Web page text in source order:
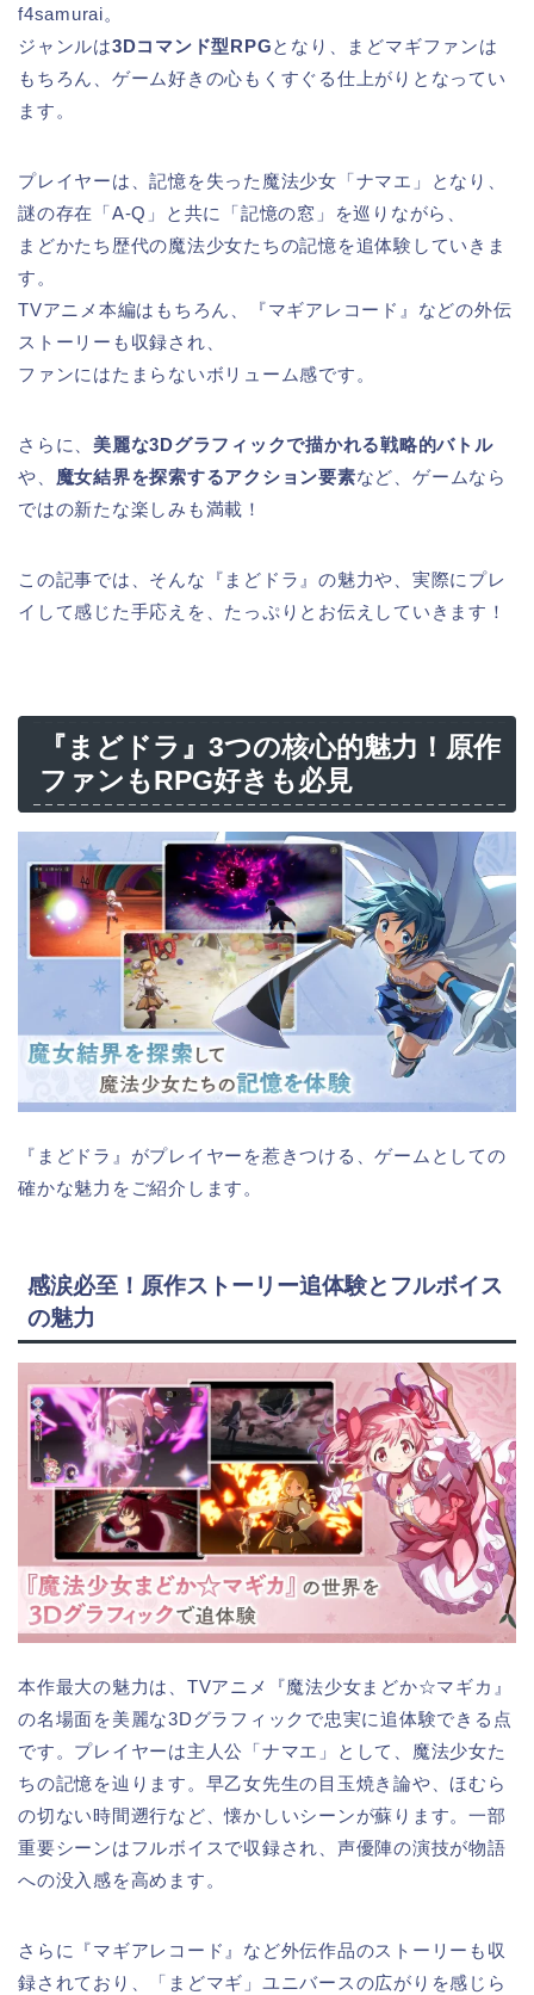
f4samurai。
ジャンルは3Dコマンド型RPGとなり、まどマギファンは
もちろん、ゲーム好きの心もくすぐる仕上がりとなってい
ます。
プレイヤーは、記憶を失った魔法少女「ナマエ」となり、
謎の存在「A-Q」と共に「記憶の窓」を巡りながら、
まどかたち歴代の魔法少女たちの記憶を追体験していきま
す。
TVアニメ本編はもちろん、『マギアレコード』などの外伝
ストーリーも収録され、
ファンにはたまらないボリューム感です。
さらに、美麗な3Dグラフィックで描かれる戦略的バトル
や、 魔女結界を探索するアクション要素など、ゲームなら
ではの新たな楽しみも満載！
この記事では、そんな『まどドラ』の魅力や、実際にプレ
イして感じた手応えを、たっぷりとお伝えしていきます！
『まどドラ』3つの核心的魅力！原作
ファンもRPG好きも必見
『まどドラ』がプレイヤーを惹きつける、ゲームとしての
確かな魅力をご紹介します。
感涙必至！原作ストーリー追体験とフルボイス
の魅力
本作最大の魅力は、TVアニメ『魔法少女まどか☆マギカ』
の名場面を美麗な3Dグラフィックで忠実に追体験できる点
です。プレイヤーは主人公「ナマエ」として、魔法少女た
ちの記憶を辿ります。早乙女先生の目玉焼き論や、ほむら
の切ない時間遡行など、懐かしいシーンが蘇ります。一部
重要シーンはフルボイスで収録され、声優陣の演技が物語
への没入感を高めます。
さらに『マギアレコード』など外伝作品のストーリーも収
録されており、「まどマギ」ユニバースの広がりを感じら